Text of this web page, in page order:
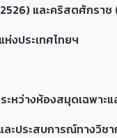
และคริสตศักราช
ประเทศไทยฯ
ค์ ดังต่อไ
งห้องสมุดเฉพาะแ
การณ์ทางวิชากา